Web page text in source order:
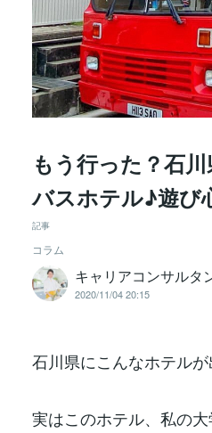
もう行った？石
バスホテル♪遊び
記事
コラム
キャリアコンサルタ
2020/11/04 20:15
石川県にこんなホテル
実はこのホテル、私の